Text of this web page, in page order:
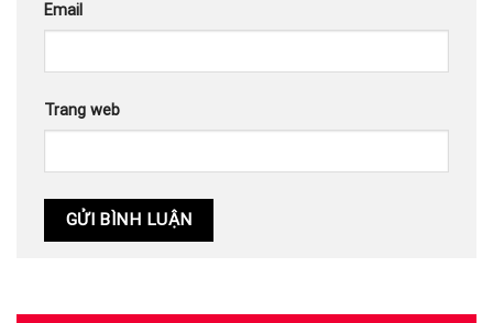
Email
Trang web